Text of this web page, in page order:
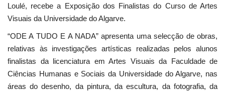
Loulé, recebe a Exposição dos Finalistas do Curso de Artes
Visuais da Universidade do Algarve.
“ODE A TUDO E A NADA” apresenta uma selecção de obras,
relativas às investigações artísticas realizadas pelos alunos
finalistas da licenciatura em Artes Visuais da Faculdade de
Ciências Humanas e Sociais da Universidade do Algarve, nas
áreas do desenho, da pintura, da escultura, da fotografia, da